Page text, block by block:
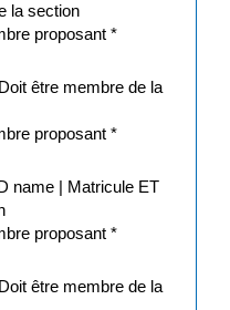
la section
proposant*
être membre de la
proposant*
name | Matricule ET
proposant*
être membre de la